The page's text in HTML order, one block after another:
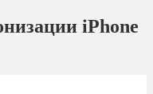
iPhone